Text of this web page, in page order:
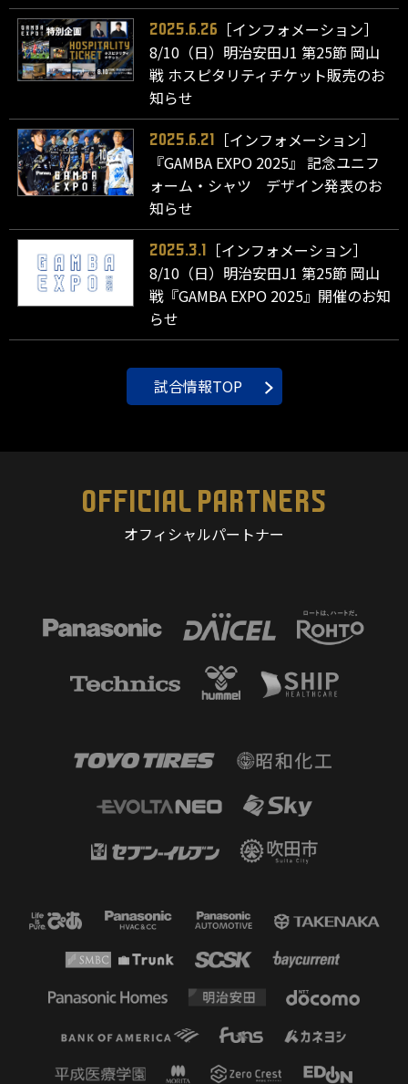
2025.6.26
［インフォメーション］
8/10（日）明治安田J1 第25節 岡山
戦 ホスピタリティチケット販売のお
知らせ
2025.6.21
［インフォメーション］
『GAMBA EXPO 2025』 記念ユニフ
ォーム・シャツ デザイン発表のお
知らせ
2025.3.1
［インフォメーション］
8/10（日）明治安田J1 第25節 岡山
戦『GAMBA EXPO 2025』開催のお知
らせ
試合情報TOP
OFFICIAL PARTNERS
オフィシャルパートナー